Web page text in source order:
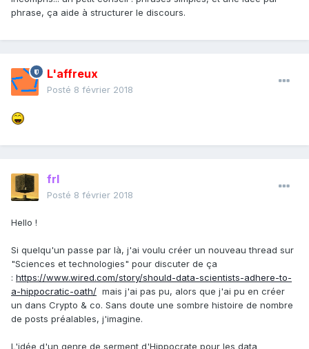
phrase, ça aide à structurer le discours.
L'affreux
Posté 8 février 2018
frl
Posté 8 février 2018
Hello !
Si quelqu'un passe par là, j'ai voulu créer un nouveau thread sur
"Sciences et technologies" pour discuter de ça
: https://www.wired.com/story/should-data-scientists-adhere-to-
a-hippocratic-oath/ mais j'ai pas pu, alors que j'ai pu en créer
un dans Crypto & co. Sans doute une sombre histoire de nombre
de posts préalables, j'imagine.
L'idée d'un genre de serment d'Hippocrate pour les data